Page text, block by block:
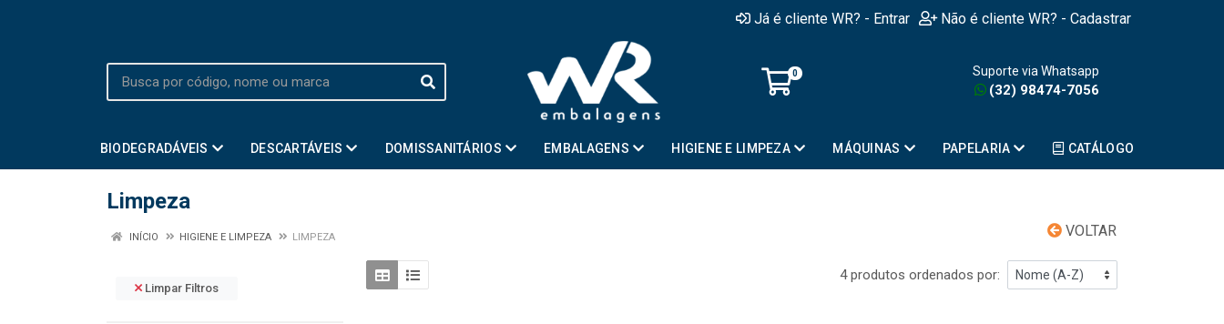
Já é cliente WR? - Entrar Não é cliente WR? - Cadastrar
0 Suporte via Whatsapp
(32) 98474-7056
BIODEGRADÁVEIS DESCARTÁVEIS DOMISSANITÁRIOS EMBALAGENS HIGIENE E LIMPEZA MÁQUINAS PAPELARIA CATÁLOGO
Limpeza
VOLTAR
INÍCIO HIGIENE E LIMPEZA LIMPEZA
Limpar Filtros
4 produtos ordenados por: